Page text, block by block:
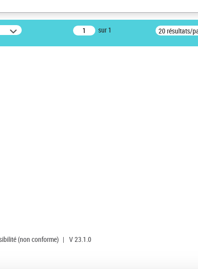
sur 1 20 résultats/
(non conforme) | V 23.1.0